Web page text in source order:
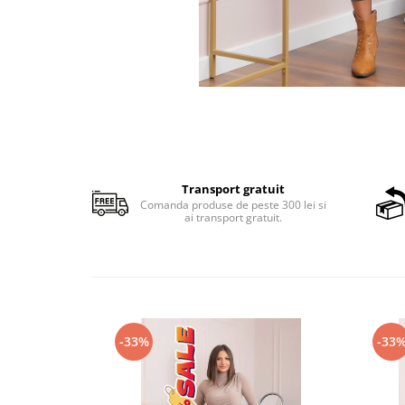
Transport gratuit
Comanda produse de peste 300 lei si
ai transport gratuit.
-33% -